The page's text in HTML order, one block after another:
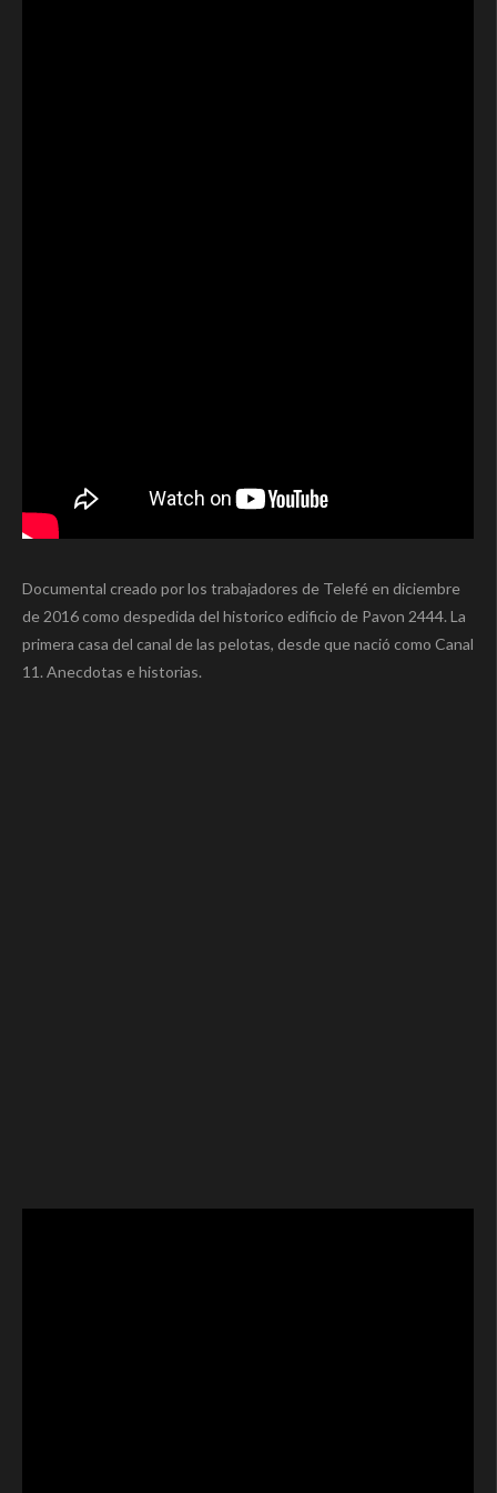
Documental creado por los trabajadores de Telefé en diciembre
de 2016 como despedida del historico edificio de Pavon 2444. La
primera casa del canal de las pelotas, desde que nació como Canal
11. Anecdotas e historias.